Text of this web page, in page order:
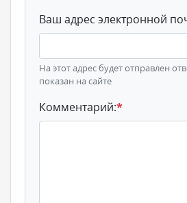
Ваш адрес электронной
На этот адрес будет отправлен
показан на сайте
Комментарий:*